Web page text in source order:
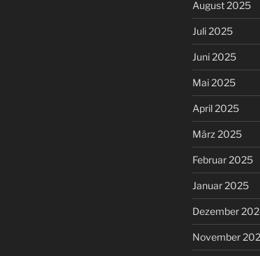
August 2025
Juli 2025
Juni 2025
Mai 2025
April 2025
März 2025
Februar 2025
Januar 2025
Dezember
November